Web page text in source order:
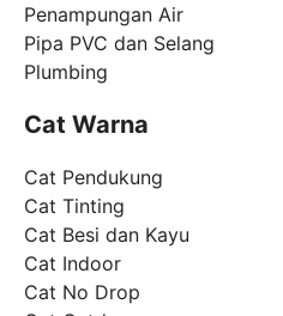
Penampungan Air
Pipa PVC dan Selang
Plumbing
Cat Warna
Cat Pendukung
Cat Tinting
Cat Besi dan Kayu
Cat Indoor
Cat No Drop